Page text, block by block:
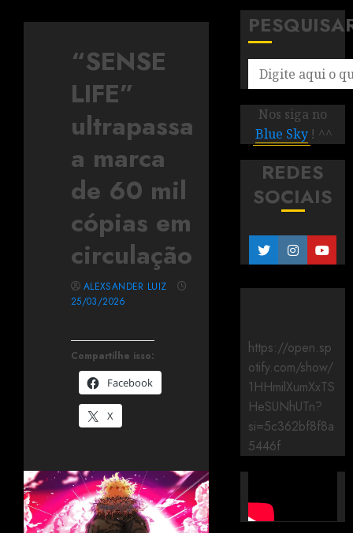
“SENSE
LIFE”
ultrapassa
a marca
de 60 mil
cópias em
circulação
Compartilhe isso:
Facebook
X
ALEXSANDER LUIZ
25/03/2026
Nos siga no
Blue Sky ! ^^
REDES
SOCIAIS
https://open.sp
otify.com/show/
1HHmilXumXxTS
HeSUNhUTn?
si=5c362bf8f8a
5446f